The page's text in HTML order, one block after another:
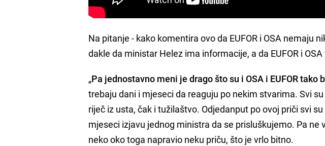
Na pitanje - kako komentira ovo da EUFOR i OSA nemaju
dakle da ministar Helez ima informacije, a da EUFOR i
„Pa jednostavno meni je drago što su i OSA i EUFOR tako
trebaju dani i mjeseci da reaguju po nekim stvarima. Svi
riječ iz usta, čak i tužilaštvo. Odjedanput po ovoj priči svi
mjeseci izjavu jednog ministra da se prisluškujemo. Pa
neko oko toga napravio neku priču, što je vrlo bitno.